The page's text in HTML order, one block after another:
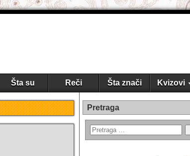
Šta su Reči Šta znači Kvizovi
Pretraga